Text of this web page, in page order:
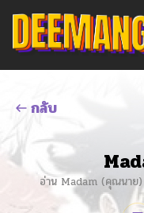
กลับ
อ่าน Madam (คุณนาย